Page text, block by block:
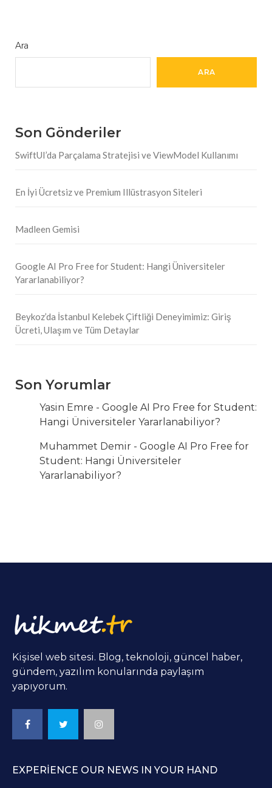
Ara
ARA
Son Gönderiler
SwiftUI’da Parçalama Stratejisi ve ViewModel Kullanımı
En İyi Ücretsiz ve Premium Illüstrasyon Siteleri
Madleen Gemisi
Google AI Pro Free for Student: Hangi Üniversiteler
Yararlanabiliyor?
Beykoz’da İstanbul Kelebek Çiftliği Deneyimimiz: Giriş
Ücreti, Ulaşım ve Tüm Detaylar
Son Yorumlar
Yasin Emre - Google AI Pro Free for Student:
Hangi Üniversiteler Yararlanabiliyor?
Muhammet Demir - Google AI Pro Free for
Student: Hangi Üniversiteler
Yararlanabiliyor?
Kişisel web sitesi. Blog, teknoloji, güncel haber,
gündem, yazılım konularında paylaşım
yapıyorum.
EXPERIENCE OUR NEWS IN YOUR HAND